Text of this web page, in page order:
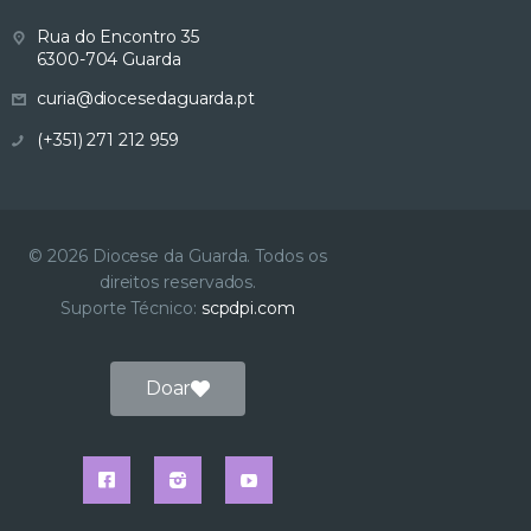
Rua do Encontro 35
6300-704 Guarda
curia@diocesedaguarda.pt
(+351) 271 212 959
© 2026 Diocese da Guarda. Todos os
direitos reservados.
Suporte Técnico: scpdpi.com
Doar